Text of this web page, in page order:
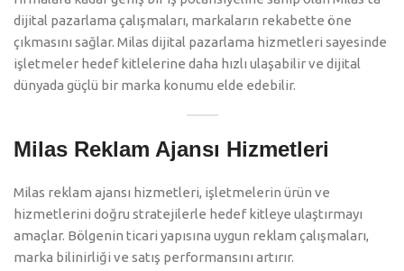
dijital pazarlama çalışmaları, markaların rekabette öne
çıkmasını sağlar. Milas dijital pazarlama hizmetleri sayesinde
işletmeler hedef kitlelerine daha hızlı ulaşabilir ve dijital
dünyada güçlü bir marka konumu elde edebilir.
Milas Reklam Ajansı Hizmetleri
Milas reklam ajansı hizmetleri, işletmelerin ürün ve
hizmetlerini doğru stratejilerle hedef kitleye ulaştırmayı
amaçlar. Bölgenin ticari yapısına uygun reklam çalışmaları,
marka bilinirliği ve satış performansını artırır.